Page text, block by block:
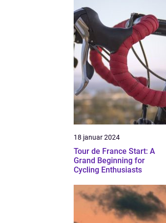
18 januar 2024
Tour de France Start: A
Grand Beginning for
Cycling Enthusiasts